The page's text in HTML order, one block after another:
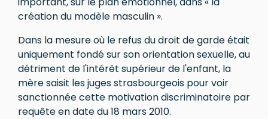
création du modèle masculin ».
Dans la mesure où le refus du droit de garde était
uniquement fondé sur son orientation sexuelle, au
détriment de l'intérêt supérieur de l'enfant, la
mère saisit les juges strasbourgeois pour voir
sanctionnée cette motivation discriminatoire par
requête en date du 18 mars 2010.